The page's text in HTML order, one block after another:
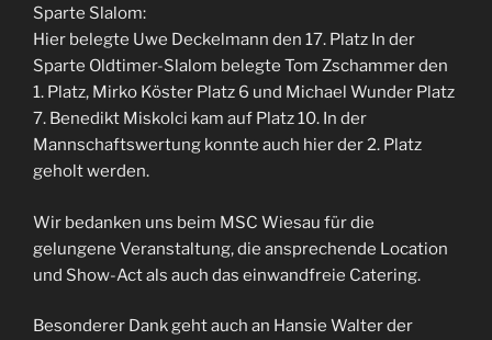
Sparte Slalom:
Hier belegte Uwe Deckelmann den 17. Platz In der
Sparte Oldtimer-Slalom belegte Tom Zschammer den
1. Platz, Mirko Köster Platz 6 und Michael Wunder Platz
7. Benedikt Miskolci kam auf Platz 10. In der
Mannschaftswertung konnte auch hier der 2. Platz
geholt werden.
Wir bedanken uns beim MSC Wiesau für die
gelungene Veranstaltung, die ansprechende Location
und Show-Act als auch das einwandfreie Catering.
Besonderer Dank geht auch an Hansie Walter der